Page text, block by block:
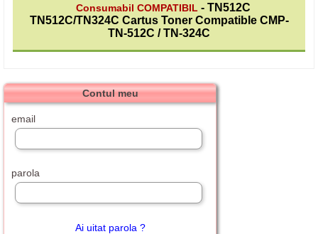
Consumabil COMPATIBIL - TN512C
TN512C/TN324C Cartus Toner Compatible CMP-
TN-512C / TN-324C
Contul meu
email
parola
Ai uitat parola ?